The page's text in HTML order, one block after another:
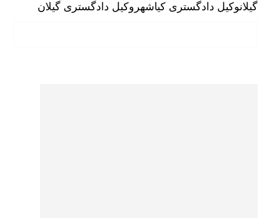
گیلانوکیل دادگستری کیاشهر وکیل دادگستری گیلان